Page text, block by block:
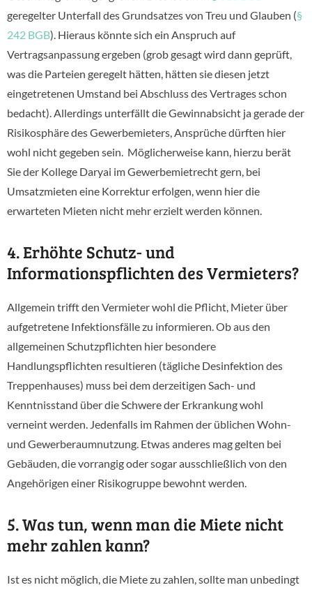
geregelter Unterfall des Grundsatzes von Treu und Glauben (§
242 BGB). Hieraus könnte sich ein Anspruch auf
Vertragsanpassung ergeben (grob gesagt wird dann geprüft,
was die Parteien geregelt hätten, hätten sie diesen jetzt
eingetretenen Umstand bei Abschluss des Vertrages schon
bedacht). Allerdings unterfällt die Gewinnabsicht ja gerade der
Risikosphäre des Gewerbemieters, Ansprüche dürften hier
wohl nicht gegeben sein. Möglicherweise kann, hierzu berät
Sie der Kollege Daryai im Gewerbemietrecht gern, bei
Umsatzmieten eine Korrektur erfolgen, wenn hier die
erwarteten Mieten nicht mehr erzielt werden können.
4. Erhöhte Schutz- und
Informationspflichten des Vermieters?
Allgemein trifft den Vermieter wohl die Pflicht, Mieter über
aufgetretene Infektionsfälle zu informieren. Ob aus den
allgemeinen Schutzpflichten hier besondere
Handlungspflichten resultieren (tägliche Desinfektion des
Treppenhauses) muss bei dem derzeitigen Sach- und
Kenntnisstand über die Schwere der Erkrankung wohl
verneint werden. Jedenfalls im Rahmen der üblichen Wohn-
und Gewerberaumnutzung. Etwas anderes mag gelten bei
Gebäuden, die vorrangig oder sogar ausschließlich von den
Angehörigen einer Risikogruppe bewohnt werden.
5. Was tun, wenn man die Miete nicht
mehr zahlen kann?
Ist es nicht möglich, die Miete zu zahlen, sollte man unbedingt